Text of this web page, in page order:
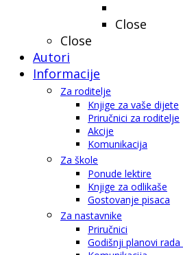
Close
Close
Autori
Informacije
Za roditelje
Knjige za vaše dijete
Priručnici za roditelje
Akcije
Komunikacija
Za škole
Ponude lektire
Knjige za odlikaše
Gostovanje pisaca
Za nastavnike
Priručnici
Godišnji planovi